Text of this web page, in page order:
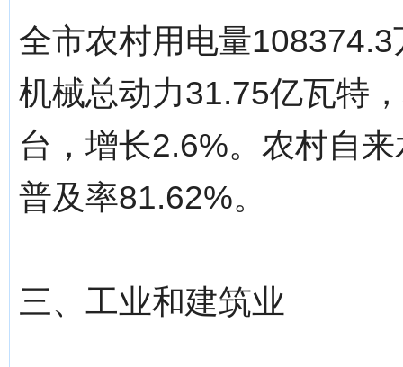
全市农村用电量
机械总动力31.75亿瓦特
台，增长2.6%。农村自
普及率81.62%。
三、工业和建筑业